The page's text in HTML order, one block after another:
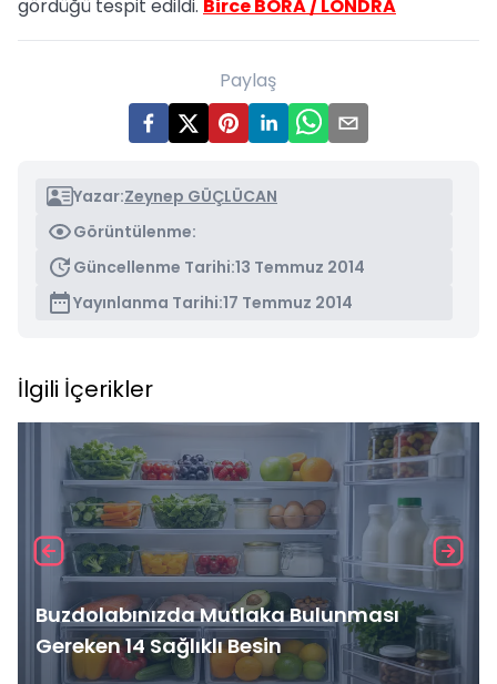
gördüğü tespit edildi. Birce BORA / LONDRA
Paylaş
Yazar:Zeynep GÜÇLÜCAN
Görüntülenme:
Güncellenme Tarihi:13 Temmuz 2014
Yayınlanma Tarihi:17 Temmuz 2014
İlgili İçerikler
Buzdolabınızda Mutlaka Bulunması
Gereken 14 Sağlıklı Besin